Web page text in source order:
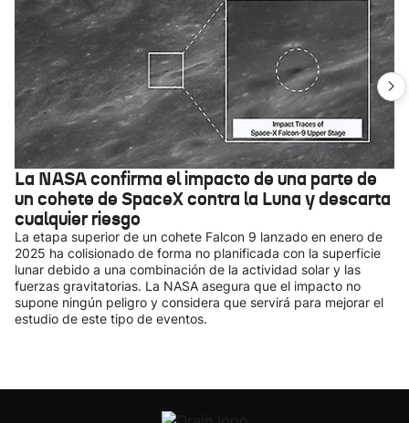
La NASA confirma el impacto de una parte de
un cohete de SpaceX contra la Luna y descarta
cualquier riesgo
La etapa superior de un cohete Falcon 9 lanzado en enero de
2025 ha colisionado de forma no planificada con la superficie
lunar debido a una combinación de la actividad solar y las
fuerzas gravitatorias. La NASA asegura que el impacto no
supone ningún peligro y considera que servirá para mejorar el
estudio de este tipo de eventos.